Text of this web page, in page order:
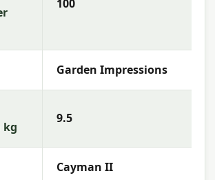
100
Garden Impressions
kg
9.5
Cayman II